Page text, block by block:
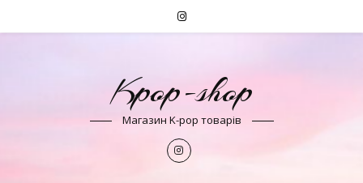
Kpop-shop
Магазин K-pop товарів